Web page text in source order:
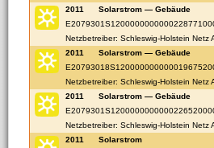
2011
Solarstrom — Gebäude
Netzbetreiber: Schleswig-Holstein Netz
2011
Solarstrom — Gebäude
Netzbetreiber: Schleswig-Holstein Netz
2011
Solarstrom — Gebäude
Netzbetreiber: Schleswig-Holstein Netz
2011
Solarstrom